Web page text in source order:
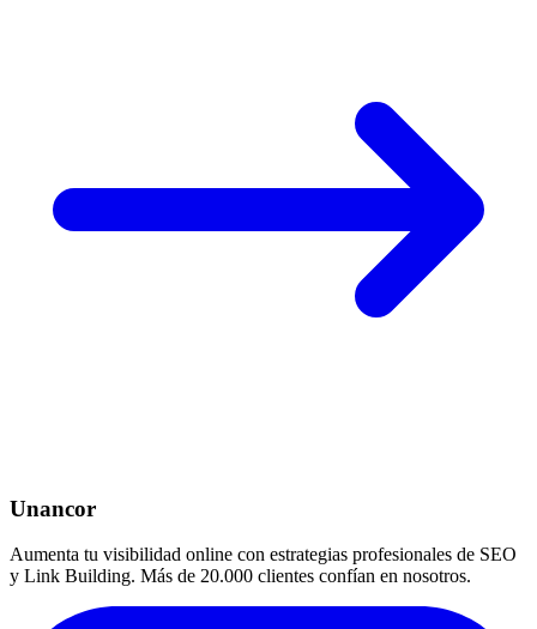
Unancor
Aumenta tu visibilidad online con estrategias profesionales de SEO
y Link Building. Más de 20.000 clientes confían en nosotros.